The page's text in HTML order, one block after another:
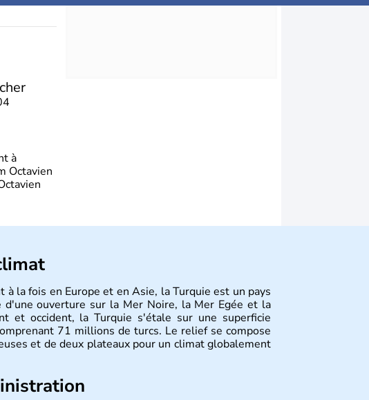
à
Octavien
la fois en Europe et en Asie, la Turquie est un pays
d'une ouverture sur la Mer Noire, la Mer Egée et la
et occident, la Turquie s'étale sur une superficie
71 millions de turcs. Le relief se compose
et de deux plateaux pour un climat globalement